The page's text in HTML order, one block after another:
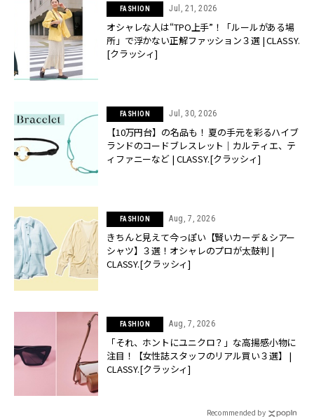
FASHION Jul, 21, 2026
オシャレな人は“TPO上手”！「ルールがある場
所」で浮かない正解ファッション３選 | CLASSY.
[クラッシィ]
FASHION Jul, 30, 2026
【10万円台】の名品も！ 夏の手元を彩るハイブ
ランドのコードブレスレット｜カルティエ、テ
ィファニーなど | CLASSY.[クラッシィ]
FASHION Aug, 7, 2026
きちんと見えて今っぽい【賢いカーデ＆シアー
シャツ】３選！オシャレのプロが太鼓判 |
CLASSY.[クラッシィ]
FASHION Aug, 7, 2026
「それ、ホントにユニクロ？」な高揚感小物に
注目！【女性誌スタッフのリアル買い３選】 |
CLASSY.[クラッシィ]
Recommended by